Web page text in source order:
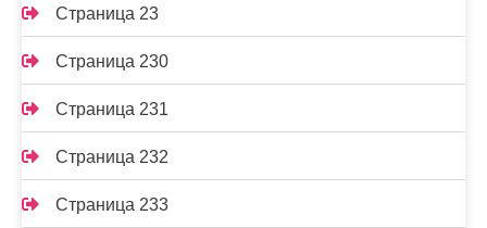
Страница 23
Страница 230
Страница 231
Страница 232
Страница 233